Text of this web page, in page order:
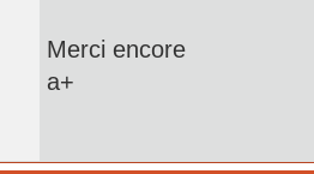
Merci encore
a+